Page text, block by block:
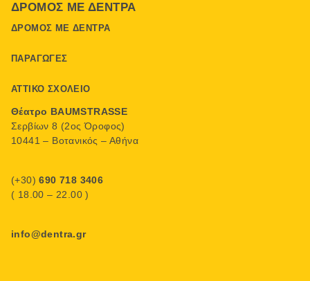
ΔΡΌΜΟΣ ΜΕ ΔΈΝΤΡΑ
ΔΡΌΜΟΣ ΜΕ ΔΈΝΤΡΑ
ΠΑΡΑΓΩΓΈΣ
ΑΤΤΙΚΌ ΣΧΟΛΕΊΟ
Θέατρο BAUMSTRASSE
Σερβίων 8 (2ος Όροφος)
10441 – Βοτανικός – Αθήνα
(+30)690 718 3406
( 18.00 – 22.00 )
info@dentra.gr